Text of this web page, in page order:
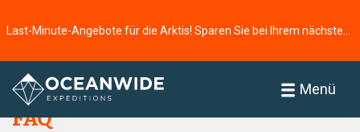
Menü
Startseite
FAQ